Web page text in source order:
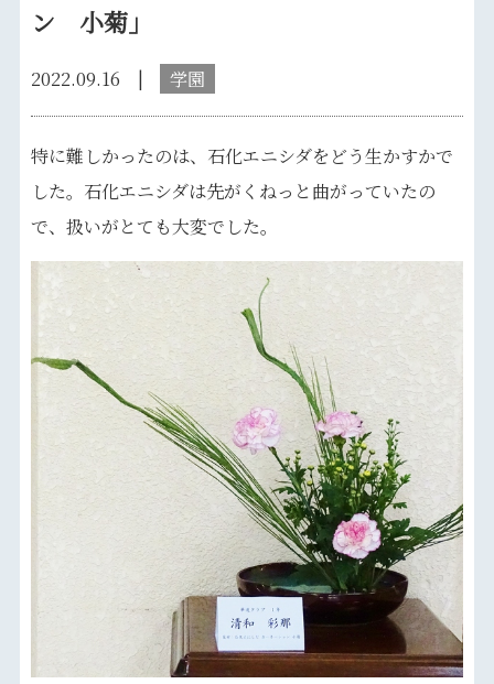
ン 小菊」
2022.09.16 学園
特に難しかったのは、石化エニシダをどう生かすかで
した。石化エニシダは先がくねっと曲がっていたの
で、扱いがとても大変でした。